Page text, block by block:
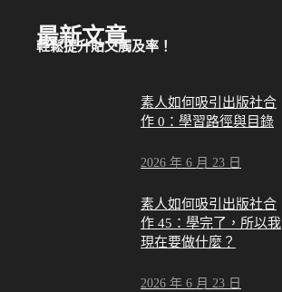
輕鬆提升貼文觸及率！
最新文章
素人如何吸引出版社合
作 0：學習路徑與目錄
2026 年 6 月 23 日
素人如何吸引出版社合
作 45：學完了，所以我
現在要做什麼？
2026 年 6 月 23 日